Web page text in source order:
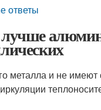
ответы
и не имеют